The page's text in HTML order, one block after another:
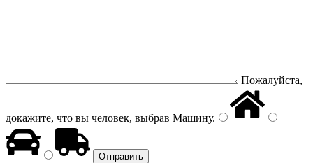
Пожалуйста,
докажите, что вы человек, выбрав Машину.